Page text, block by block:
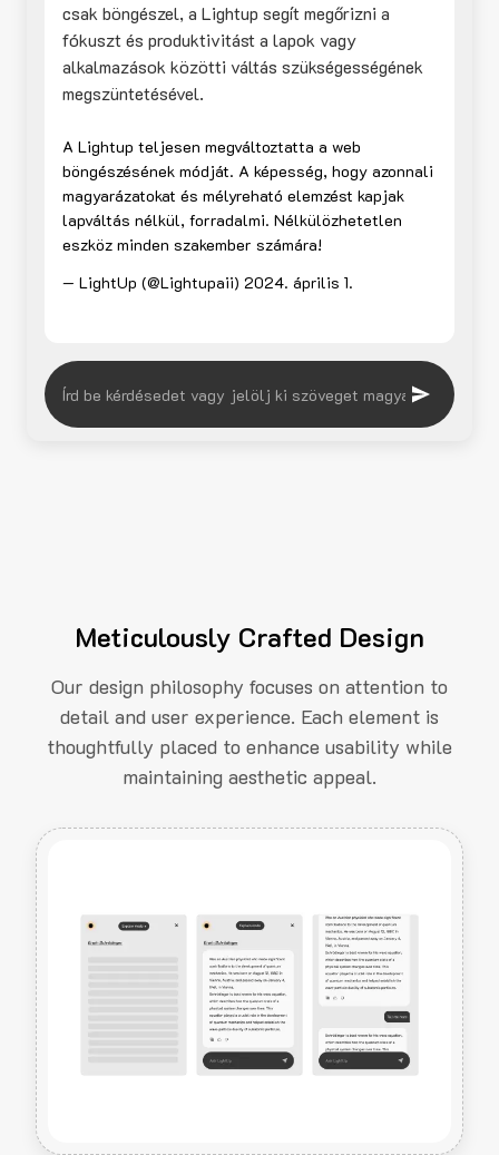
csak böngészel, a Lightup segít megőrizni a
fókuszt és produktivitást a lapok vagy
alkalmazások közötti váltás szükségességének
megszüntetésével.
A Lightup teljesen megváltoztatta a web
böngészésének módját. A képesség, hogy azonnali
magyarázatokat és mélyreható elemzést kapjak
lapváltás nélkül, forradalmi. Nélkülözhetetlen
eszköz minden szakember számára!
— LightUp (@Lightupaii) 2024. április 1.
Meticulously Crafted Design
Our design philosophy focuses on attention to
detail and user experience. Each element is
thoughtfully placed to enhance usability while
maintaining aesthetic appeal.